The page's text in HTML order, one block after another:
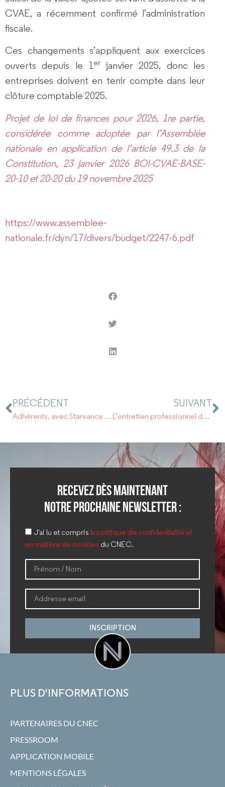
CVAE, a récemment confirmé l’administration
fiscale.
Ces changements s’appliquent aux exercices
ouverts depuis le 1erjanvier 2025, donc les
entreprises doivent en tenir compte dans leur
clôture comptable 2025.
Projet de loi de finances pour 2026, 1re partie,
considérée comme adoptée par l’Assemblée
nationale en application de l’article 49.3 de la
Constitution, 23 janvier 2026 BOI-CVAE-BASE-
20-10 et 20-20 du 19 novembre 2025
https://www.assemblee-
nationale.fr/dyn/17/divers/budget/2247-6.pdf
PRÉCÉDENT
Adhérents, avec Starvance vous bénéficiez d’une solution concrète pour faciliter les pourboires dans les salons de coiffure.
SUIVANT
L’entretien professionnel devient l’entretien de parcours professionnel.
Recevez dès maintenant
notre prochaine newsletter :
J'ai lu et compris la politique de confidentialité et
en matière de cookies du CNEC.
INSCRIPTION
PLUS D'INFORMATIONS
PARTENAIRES DU CNEC
PRESSROOM
APPLICATION MOBILE
MENTIONS LÉGALES